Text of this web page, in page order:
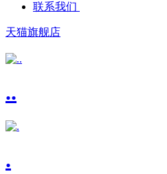
联系我们
天猫旗舰店
..
.